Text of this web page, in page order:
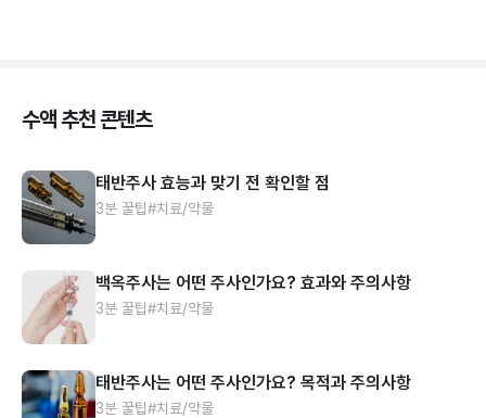
수액 추천 콘텐츠
태반주사 효능과 맞기 전 확인할 점
3분 꿀팁#치료/약물
백옥주사는 어떤 주사인가요? 효과와 주의사항
3분 꿀팁#치료/약물
태반주사는 어떤 주사인가요? 목적과 주의사항
3분 꿀팁#치료/약물